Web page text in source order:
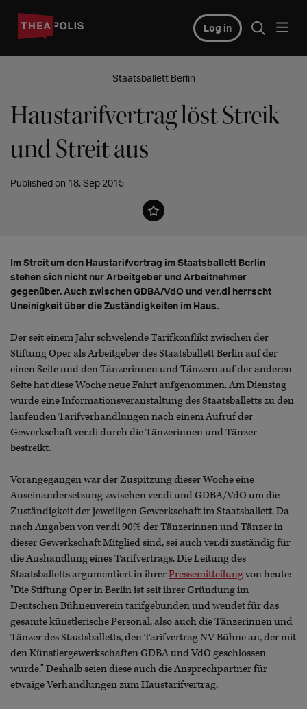
Log in
Staatsballett Berlin
Haustarifvertrag löst Streik
und Streit aus
Published on 18. Sep 2015
Im Streit um den Haustarifvertrag im Staatsballett Berlin
stehen sich nicht nur Arbeitgeber und Arbeitnehmer
gegenüber. Auch zwischen GDBA/VdO und ver.di herrscht
Uneinigkeit über die Zuständigkeiten im Haus.
Der seit einem Jahr schwelende Tarifkonflikt zwischen der
Stiftung Oper als Arbeitgeber des Staatsballett Berlin auf der
einen Seite und den Tänzerinnen und Tänzern auf der anderen
Seite hat diese Woche neue Fahrt aufgenommen. Am Dienstag
wurde eine Informationsveranstaltung des Staatsballetts zu den
laufenden Tarifverhandlungen nach einem Aufruf der
Gewerkschaft ver.di durch die Tänzerinnen und Tänzer
bestreikt.
Vorangegangen war der Zuspitzung dieser Woche eine
Auseinandersetzung zwischen ver.di und GDBA/VdO um die
Zuständigkeit der jeweiligen Gewerkschaft im Staatsballett. Da
nach Angaben von ver.di 90% der Tänzerinnen und Tänzer in
dieser Gewerkschaft Mitglied sind, sei auch ver.di zuständig für
die Aushandlung eines Tarifvertrags. Die Leitung des
Staatsballetts argumentiert in ihrerPressemitteilungvon heute:
"Die Stiftung Oper in Berlin ist seit ihrer Gründung im
Deutschen Bühnenverein tarifgebunden und wendet für das
gesamte künstlerische Personal, also auch die Tänzerinnen und
Tänzer des Staatsballetts, den Tarifvertrag NV Bühne an, der mit
den Künstlergewerkschaften GDBA und VdO geschlossen
wurde." Deshalb seien diese auch die Ansprechpartner für
etwaige Verhandlungen zum Haustarifvertrag.